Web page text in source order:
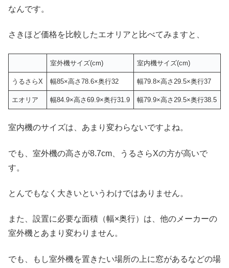
なんです。
さきほど価格を比較したエオリアと比べてみますと、
室外機サイズ(cm) 室内機サイズ(cm)
うるさらX 幅85×高さ78.6×奥行32 幅79.8×高さ29.5×奥行37
エオリア 幅84.9×高さ69.9×奥行31.9 幅79.9×高さ29.5×奥行38.5
室内機のサイズは、あまり変わらないですよね。
でも、室外機の高さが8.7cm、うるさらXの方が高いで
す。
とんでもなく大きいというわけではありません。
また、設置に必要な面積（幅×奥行）は、他のメーカーの
室外機とあまり変わりません。
でも、もし室外機を置きたい場所の上に窓があるなどの場